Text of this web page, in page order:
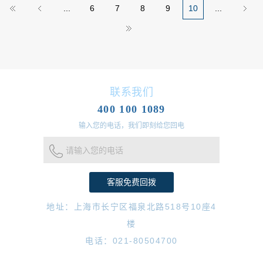
6 7 8 9 10
联系我们
400 100 1089
输入您的电话，我们即刻给您回电
请输入您的电话
地址：上海市长宁区福泉北路518号10座4
楼
电话：021-80504700